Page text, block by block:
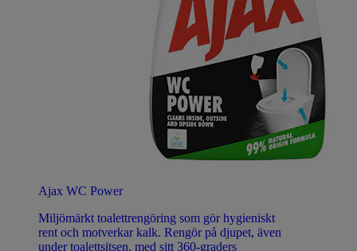
Ajax WC Power
Miljömärkt toalettrengöring som gör hygieniskt
rent och motverkar kalk. Rengör på djupet, även
under toalettsitsen, med sitt 360-graders